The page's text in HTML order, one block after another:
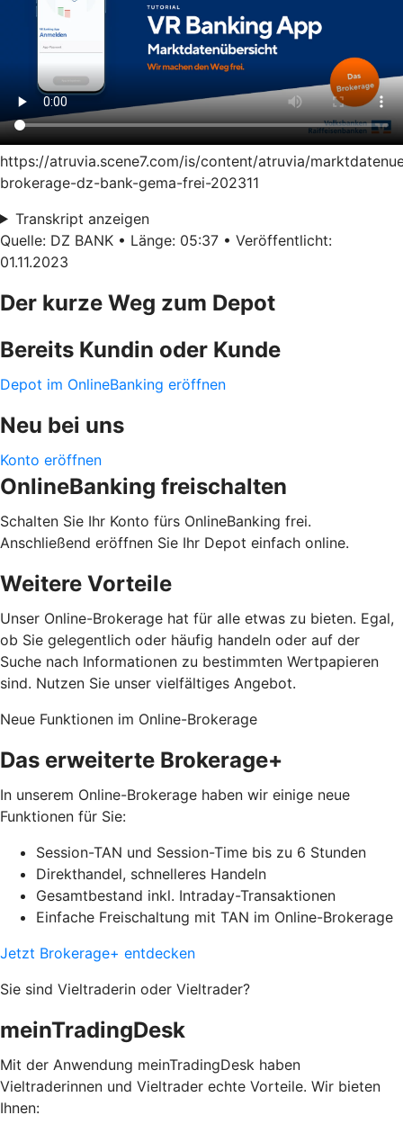
https://atruvia.scene7.com/is/content/atruvia/
brokerage-dz-bank-gema-frei-202311
Transkript anzeigen
Quelle: DZ BANK • Länge: 05:37 • Veröffentlicht:
01.11.2023
Der kurze Weg zum Depot
Bereits Kundin oder Kunde
Depot im OnlineBanking eröffnen
Neu bei uns
Konto eröffnen
OnlineBanking freischalten
Schalten Sie Ihr Konto fürs OnlineBanking frei.
Anschließend eröffnen Sie Ihr Depot einfach online.
Weitere Vorteile
Unser Online-Brokerage hat für alle etwas zu bieten. Egal,
ob Sie gelegentlich oder häufig handeln oder auf der
Suche nach Informationen zu bestimmten Wertpapieren
sind. Nutzen Sie unser vielfältiges Angebot.
Neue Funktionen im Online-Brokerage
Das erweiterte Brokerage+
In unserem Online-Brokerage haben wir einige neue
Funktionen für Sie:
Session-TAN und Session-Time bis zu 6 Stunden
Direkthandel, schnelleres Handeln
Gesamtbestand inkl. Intraday-Transaktionen
Einfache Freischaltung mit TAN im Online-Brokerage
Jetzt Brokerage+ entdecken
Sie sind Vieltraderin oder Vieltrader?
meinTradingDesk
Mit der Anwendung meinTradingDesk haben
Vieltraderinnen und Vieltrader echte Vorteile. Wir bieten
Ihnen: